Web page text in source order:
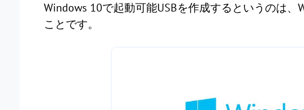
Windows 10で起動可能USBを作成するというのは、
ことです。